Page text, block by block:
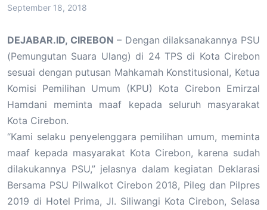
September 18, 2018
DEJABAR.ID, CIREBON – Dengan dilaksanakannya PSU
(Pemungutan Suara Ulang) di 24 TPS di Kota Cirebon
sesuai dengan putusan Mahkamah Konstitusional, Ketua
Komisi Pemilihan Umum (KPU) Kota Cirebon Emirzal
Hamdani meminta maaf kepada seluruh masyarakat
Kota Cirebon.
“Kami selaku penyelenggara pemilihan umum, meminta
maaf kepada masyarakat Kota Cirebon, karena sudah
dilakukannya PSU,” jelasnya dalam kegiatan Deklarasi
Bersama PSU Pilwalkot Cirebon 2018, Pileg dan Pilpres
2019 di Hotel Prima, Jl. Siliwangi Kota Cirebon, Selasa